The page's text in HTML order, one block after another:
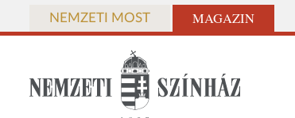
NEMZETI MOST MAGAZIN